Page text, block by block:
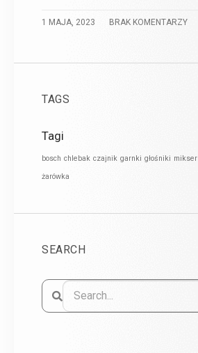
1 MAJA, 2023 BRAK KOMENTARZY
TAGS
Tagi
bosch chlebak czajnik garnki głośniki mikser
żarówka
SEARCH